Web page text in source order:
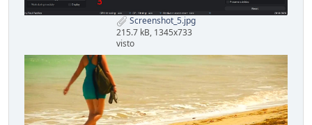
Screenshot_5.jpg
215.7 kB, 1345x733
visto